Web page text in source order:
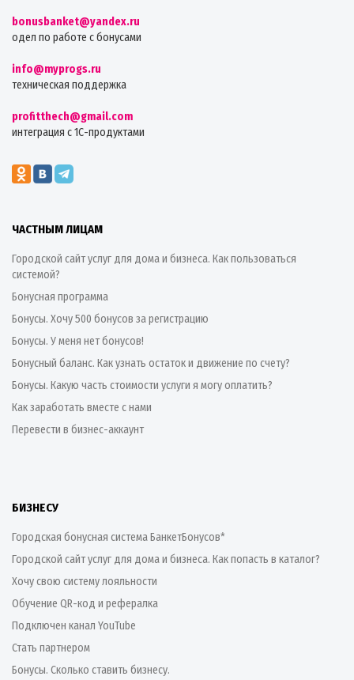
bonusbanket@yandex.ru
одел по работе с бонусами
info@myprogs.ru
техническая поддержка
profitthech@gmail.com
интеграция с 1С-продуктами
ЧАСТНЫМ ЛИЦАМ
Городской сайт услуг для дома и бизнеса. Как пользоваться
системой?
Бонусная программа
Бонусы. Хочу 500 бонусов за регистрацию
Бонусы. У меня нет бонусов!
Бонусный баланс. Как узнать остаток и движение по счету?
Бонусы. Какую часть стоимости услуги я могу оплатить?
Как заработать вместе с нами
Перевести в бизнес-аккаунт
БИЗНЕСУ
Городская бонусная система БанкетБонусов*
Городской сайт услуг для дома и бизнеса. Как попасть в каталог?
Хочу свою систему лояльности
Обучение QR-код и рефералка
Подключен канал YouTube
Стать партнером
Бонусы. Сколько ставить бизнесу.